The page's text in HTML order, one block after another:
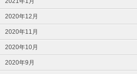
2020年12月
2020年11月
2020年10月
2020年9月